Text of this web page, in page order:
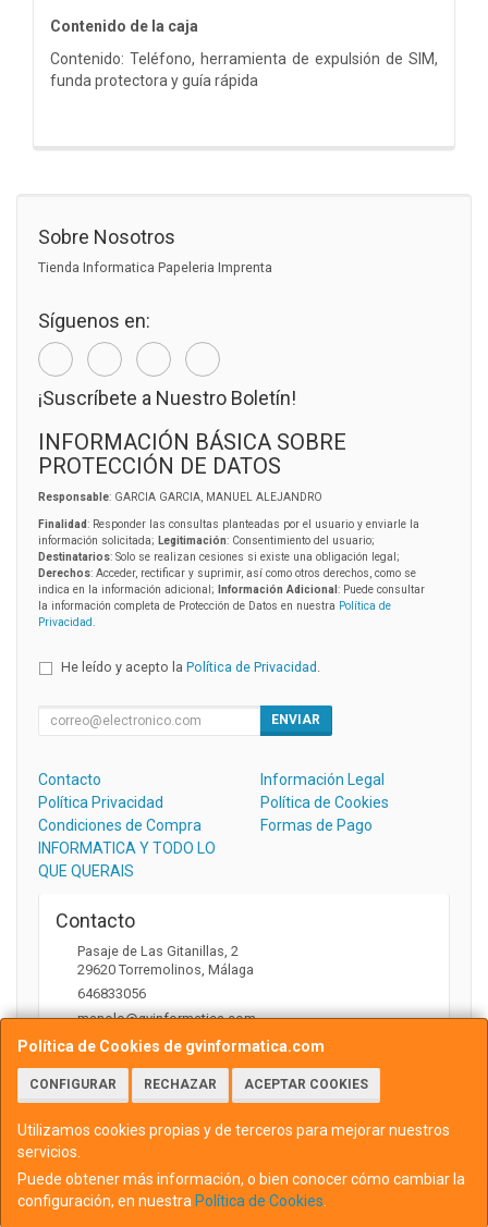
Contenido de la caja
Contenido: Teléfono, herramienta de expulsión de SIM,
funda protectora y guía rápida
Política de Cookies de gvinformatica.com
CONFIGURAR RECHAZAR ACEPTAR COOKIES
Utilizamos cookies propias y de terceros para mejorar nuestros
servicios.
Puede obtener más información, o bien conocer cómo cambiar la
configuración, en nuestra Política de Cookies
Sobre Nosotros
Tienda Informatica Papeleria Imprenta
Síguenos en:
¡Suscríbete a Nuestro Boletín!
INFORMACIÓN BÁSICA SOBRE
PROTECCIÓN DE DATOS
Responsable: GARCIA GARCIA, MANUEL ALEJANDRO
Finalidad: Responder las consultas planteadas por el usuario y enviarle la
información solicitada; Legitimación: Consentimiento del usuario;
Destinatarios: Solo se realizan cesiones si existe una obligación legal;
Derechos: Acceder, rectificar y suprimir, así como otros derechos, como se
indica en la información adicional;
Información Adicional : Puede consultar
la información completa de Protección de Datos en nuestra Política de
Privacidad
He leído y acepto la Política de Privacidad
ENVIAR
Contacto
Información Legal
Política Privacidad
Política de Cookies
Condiciones de Compra
Formas de Pago
INFORMATICA Y TODO LO
QUE QUERAIS
Contacto
Pasaje de Las Gitanillas, 2
29620 Torremolinos Málaga
646833056
manolo@gvinformatica.com
Horario
10:00 a 13:30 y 16:00 a 18:00
, , , , España. - C.I.F.: 75745103P - Tfno: